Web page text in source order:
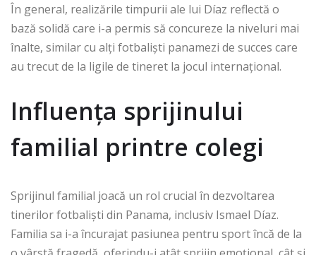
În general, realizările timpurii ale lui Díaz reflectă o
bază solidă care i-a permis să concureze la niveluri mai
înalte, similar cu alți fotbaliști panamezi de succes care
au trecut de la ligile de tineret la jocul internațional.
Influența sprijinului
familial printre colegi
Sprijinul familial joacă un rol crucial în dezvoltarea
tinerilor fotbaliști din Panama, inclusiv Ismael Díaz.
Familia sa i-a încurajat pasiunea pentru sport încă de la